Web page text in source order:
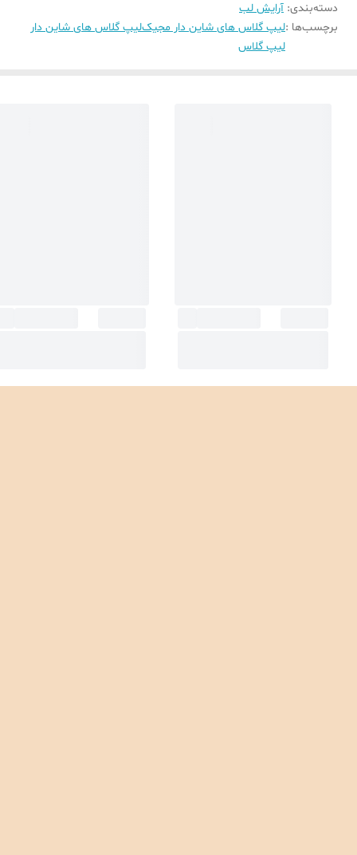
دسته‌بندی: آرایش لب
برچسب‌ها :لیپ گلاس های شاین دار مجیکلیپ گلاس های شاین دار
لیپ گلاس